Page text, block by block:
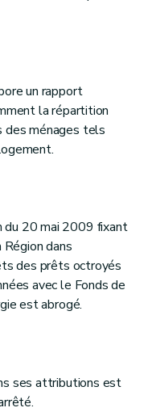
un rapport
la répartition
des ménages tels
du 20 mai 2009 fixant
dans
des prêts octroyés
avec le Fonds de
est abrogé.
ses attributions est